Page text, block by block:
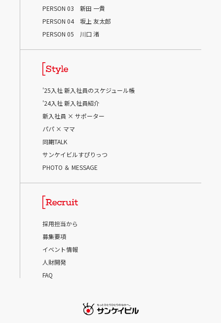
PERSON 03 新田 一貴
PERSON 04 坂上 友太郎
PERSON 05 川口 渚
'25入社 新入社員のスケジュール帳
'24入社 新入社員紹介
新入社員 × サポーター
パパ × ママ
同期TALK
サンケイビルすぴりっつ
PHOTO ＆ MESSAGE
採用担当から
募集要項
イベント情報
人財開発
FAQ